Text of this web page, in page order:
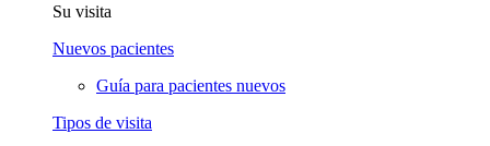
Su visita
Nuevos pacientes
Guía para pacientes nuevos
Tipos de visita